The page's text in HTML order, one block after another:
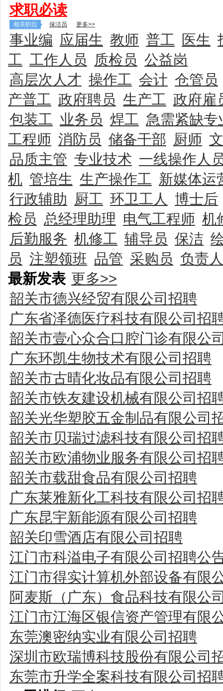
求职必读
相关职位 保洁员 更多>>
事业编 应届生 教师 普工 医生
工 工作人员 质检员 公益岗
高层次人才 操作工 会计 仓管员
产普工 政府聘员 生产工 政府雇
包装工 业务员 焊工 急需紧缺专
工程师 消防员 储备干部 厨师
品质主管 专业技术 一线操作人
机 管培生 生产操作工 新媒体运
行政辅助 厨工 环卫工人
博士后
检员 总经理助理 电气工程师 机
后勤服务 机修工 辅导员 保洁
员 注塑领班 品管 采购员 负责人
最新发表 更多>>
韶关市德兴经贸有限公司招聘
广东省泽德医疗科技有限公司招
韶关市壹心众合口腔门诊有限公
广东环凯生物技术有限公司招聘
韶关市古晴化妆品有限公司招聘
韶关市铁友建设机械有限公司招
韶关光华塑胶五金制品有限公司
韶关市贝瑞过滤科技有限公司招
韶关市欧浦物业服务有限公司招
韶关市载甜食品有限公司招聘
广东莱雅新化工科技有限公司招
广东昆宇新能源有限公司招聘
韶关印雪酒店有限公司招聘
江门市科溢电子有限公司招聘公
江门市得实计算机外部设备有限
阿麦斯（广东）食品科技有限公
江门市江海区银信资产管理有限
东莞澳密纳实业有限公司招聘
深圳市欧瑞博科技股份有限公司
东莞市升学全案科技有限公司招